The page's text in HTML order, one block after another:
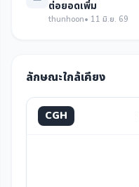
ต่อยอดเพิ่ม
thunhoon• 11 มิ.ย. 69
ลักษณะใกล้เคียง
CGH